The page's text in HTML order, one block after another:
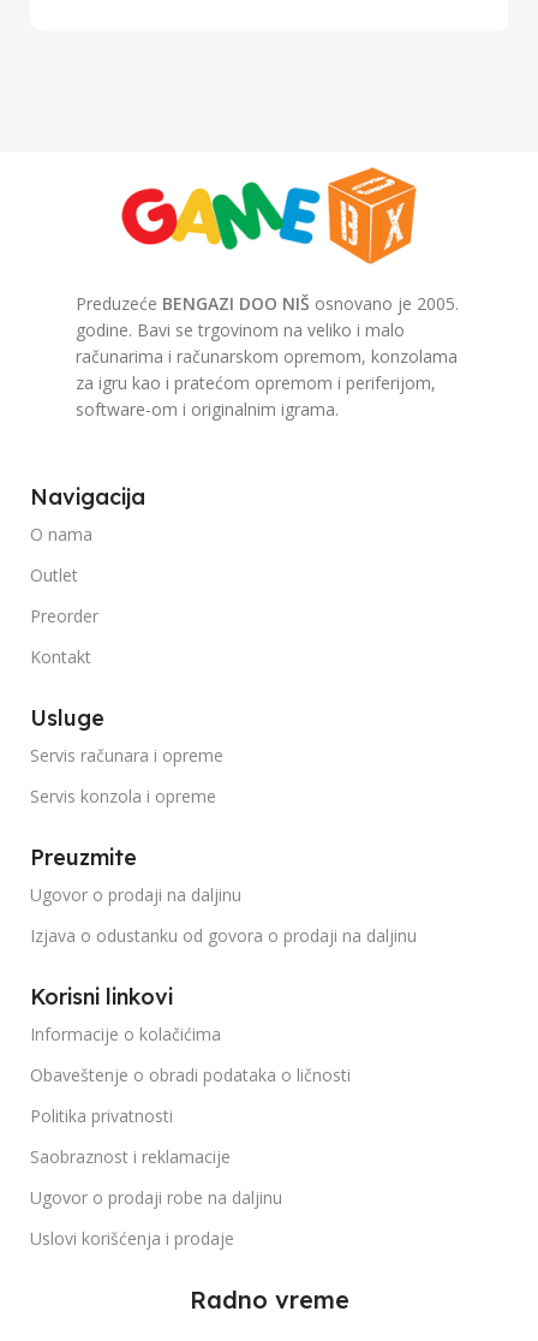
Preduzeće BENGAZI DOO NIŠ osnovano je 2005.
godine. Bavi se trgovinom na veliko i malo
računarima i računarskom opremom, konzolama
za igru kao i pratećom opremom i periferijom,
software-om i originalnim igrama.
Navigacija
O nama
Outlet
Preorder
Kontakt
Usluge
Servis računara i opreme
Servis konzola i opreme
Preuzmite
Ugovor o prodaji na daljinu
Izjava o odustanku od govora o prodaji na daljinu
Korisni linkovi
Informacije o kolačićima
Obaveštenje o obradi podataka o ličnosti
Politika privatnosti
Saobraznost i reklamacije
Ugovor o prodaji robe na daljinu
Uslovi korišćenja i prodaje
Radno vreme